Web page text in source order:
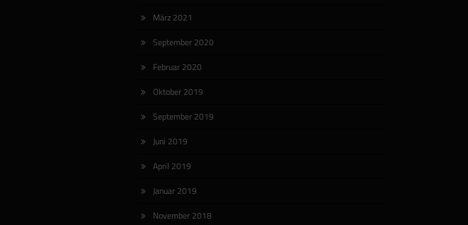
März 2021
September 2020
Februar 2020
Oktober 2019
September 2019
Juni 2019
April 2019
Januar 2019
November 2018